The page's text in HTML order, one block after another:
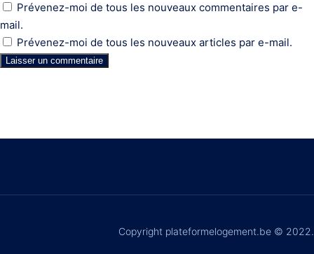
Prévenez-moi de tous les nouveaux commentaires par e-
mail.
Prévenez-moi de tous les nouveaux articles par e-mail.
Copyright plateformelogement.be © 2022.